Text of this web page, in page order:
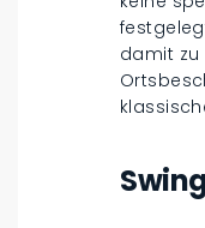
damit zu